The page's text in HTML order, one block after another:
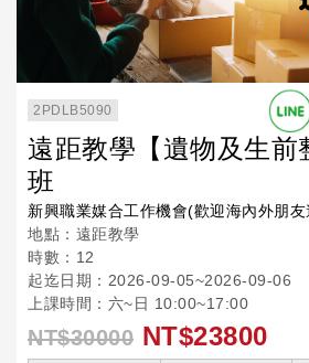
2PDLB5090
遠距教學【遺物及生前
班
新興職業媒合工作機會(歡迎海內外朋
地點：遠距教學
時數：12
起迄日期：2026-09-05~2026-09-06
上課時間：六~日 10:00~17:00
NT$30000 NT$23800